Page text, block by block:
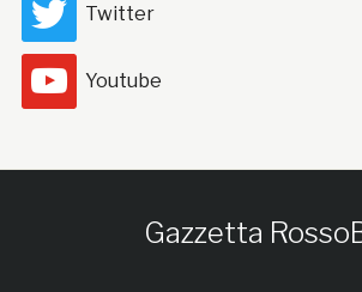
Twitter
Youtube
Gazzetta